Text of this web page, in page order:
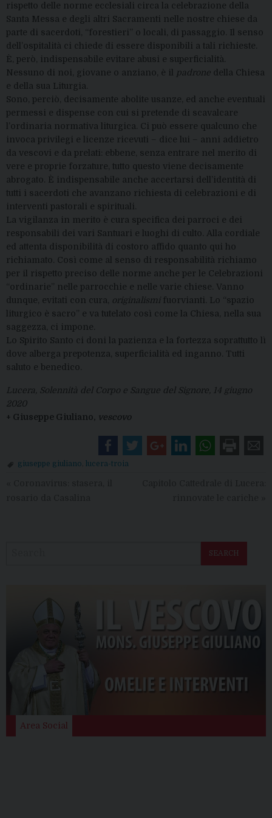
rispetto delle norme ecclesiali circa la celebrazione della
Santa Messa e degli altri Sacramenti nelle nostre chiese da
parte di sacerdoti, “forestieri” o locali, di passaggio. Il senso
dell’ospitalità ci chiede di essere disponibili a tali richieste.
È, però, indispensabile evitare abusi e superficialità.
Nessuno di noi, giovane o anziano, è il
padrone della Chiesa
e della sua Liturgia.
Sono, perciò, decisamente abolite usanze, ed anche eventuali
permessi e dispense con cui si pretende di scavalcare
l’ordinaria normativa liturgica. Ci può essere qualcuno che
invoca privilegi e licenze ricevuti – dice lui – anni addietro
da vescovi e da prelati: ebbene, senza entrare nel merito di
vere e proprie forzature, tutto questo viene decisamente
abrogato. È indispensabile anche accertarsi dell’identità di
tutti i sacerdoti che avanzano richiesta di celebrazioni e di
interventi pastorali e spirituali.
La vigilanza in merito è cura specifica dei parroci e dei
responsabili dei vari Santuari e luoghi di culto. Alla cordiale
ed attenta disponibilità di costoro affido quanto qui ho
richiamato. Così come al senso di responsabilità richiamo
per il rispetto preciso delle norme anche per le Celebrazioni
“ordinarie” nelle parrocchie e nelle varie chiese. Vanno
dunque, evitati con cura,
originalismi fuorvianti. Lo “spazio
liturgico è sacro” e va tutelato così come la Chiesa, nella sua
saggezza, ci impone.
Lo Spirito Santo ci doni la pazienza e la fortezza soprattutto lì
dove alberga prepotenza, superficialità ed inganno. Tutti
saluto e benedico.
Lucera, Solennità del Corpo e Sangue del Signore, 14 giugno
2020
+ Giuseppe Giuliano, vescovo
giuseppe giuliano lucera-troia
SEARCH
Area Social